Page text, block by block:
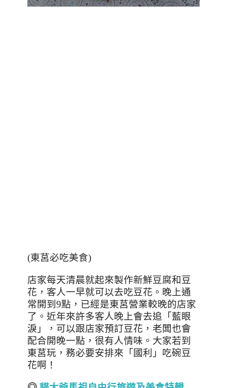
(東莒必吃美食)
店家每天清晨就起來製作新鮮豆腐和豆
花，客人一早就可以去吃豆花。晚上通
常開到 9點，已經是東莒營業較晚的店家
了。近年來許多客人晚上會去追「藍眼
淚」，可以跟店家預訂豆花，老闆也會
配合開晚一點，很有人情味。大家若到
東莒玩，務必要安排來「國利」吃碗豆
花啊！